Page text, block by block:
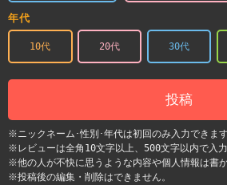
年代
10代 20代 30代
投稿
※ニックネーム･性別･年代は初回のみ入力できます
※レビューは全角10文字以上、500文字以内で入力
※他の人が不快に思うような内容や個人情報は書か
※投稿後の編集・削除はできません。